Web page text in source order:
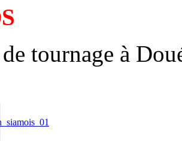
tournage à